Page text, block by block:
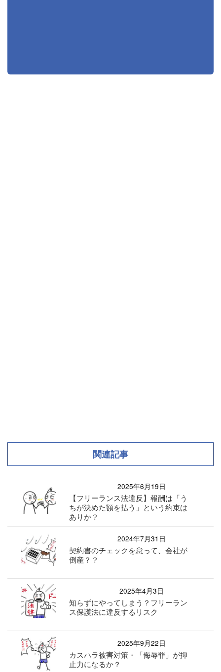
関連記事
2025年6月19日
【フリーランス法違反】報酬は「う
ちが決めた額を払う」という約束は
ありか？
2024年7月31日
契約書のチェックを怠って、会社が
倒産？？
2025年4月3日
知らずにやってしまう？フリーラン
ス保護法に違反するリスク
2025年9月22日
カスハラ被害対策・「侮辱罪」が抑
止力になるか？